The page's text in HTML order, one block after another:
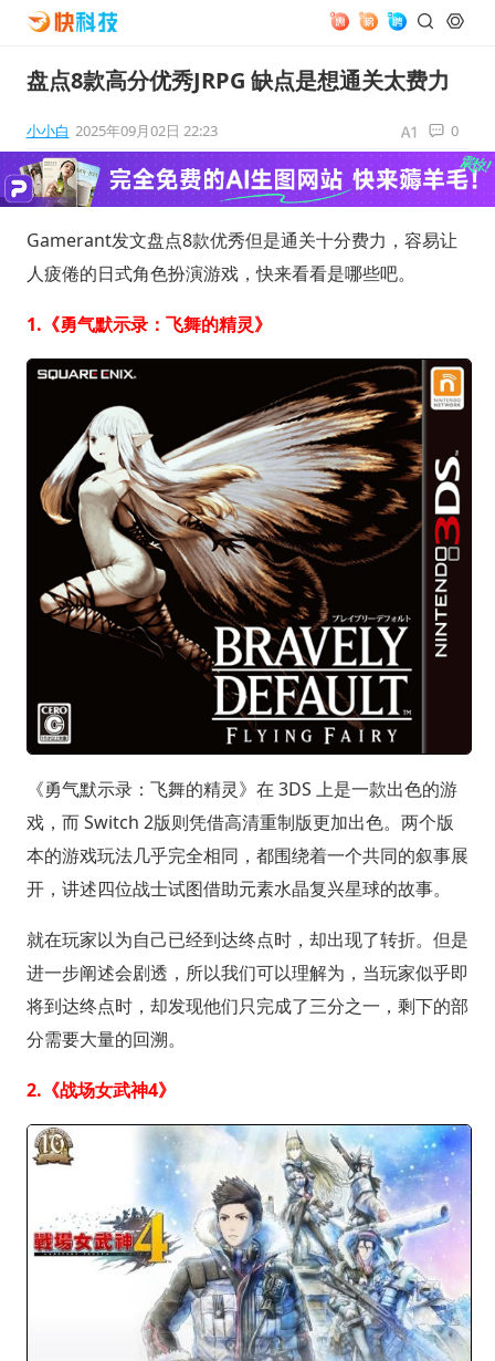
盘点8款高分优秀JRPG 缺点是想通关太费力
小小白 2025年09月02日 22:23 0
Gamerant发文盘点8款优秀但是通关十分费力，容易让
人疲倦的日式角色扮演游戏，快来看看是哪些吧。
1.《勇气默示录：飞舞的精灵》
《勇气默示录：飞舞的精灵》在 3DS 上是一款出色的游
戏，而 Switch 2版则凭借高清重制版更加出色。两个版
本的游戏玩法几乎完全相同，都围绕着一个共同的叙事展
开，讲述四位战士试图借助元素水晶复兴星球的故事。
就在玩家以为自己已经到达终点时，却出现了转折。但是
进一步阐述会剧透，所以我们可以理解为，当玩家似乎即
将到达终点时，却发现他们只完成了三分之一，剩下的部
分需要大量的回溯。
2.《战场女武神4》